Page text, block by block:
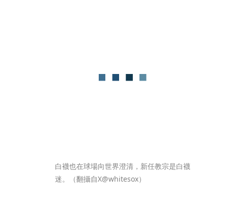
白襪也在球場向世界澄清，新任教宗是白襪
迷。（翻攝自X@whitesox）